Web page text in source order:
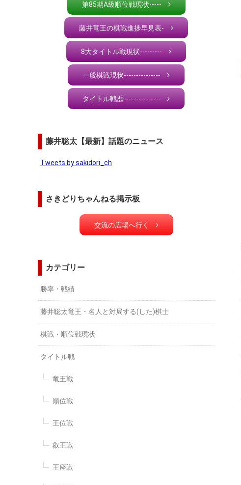
第85期A級順位戦現状-----
藤井竜王の棋戦進捗早見表-
8大タイトル戦現状---------
一般棋戦現状---------------
タイトル戦歴---------------
藤井聡太【最新】話題のニュース
Tweets by sakidori_ch
さきどりちゃんねる掲示板
交流の広場へ行く
カテゴリー
勝率・戦績
藤井聡太竜王・名人と対局する(した)棋士
棋戦・順位戦現状
タイトル戦
竜王戦
順位戦
王位戦
叡王戦
王座戦